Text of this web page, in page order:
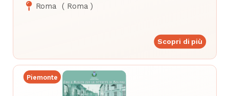
Roma ( Roma )
Scopri di più
Piemonte